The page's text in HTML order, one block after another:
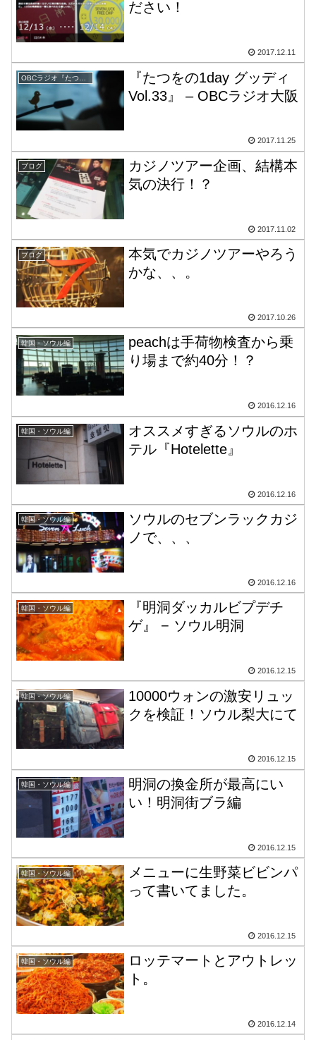
ださい！
2017.12.11
OBCラジオ『たつをの音楽砲』
『たつをの1day グッディ
Vol.33』 – OBCラジオ大阪
2017.11.25
ブログ
カジノツアー企画、結構本
気の決行！？
2017.11.02
ブログ
本気でカジノツアーやろう
かな、、。
2017.10.26
韓国・ソウル編
peachは手荷物検査から乗
り場まで約40分！？
2016.12.16
韓国・ソウル編
オススメすぎるソウルのホ
テル『Hotelette』
2016.12.16
韓国・ソウル編
ソウルのセブンラックカジ
ノで、、、
2016.12.16
韓国・ソウル編
『明洞ダッカルビプデチ
ゲ』 − ソウル明洞
2016.12.15
韓国・ソウル編
10000ウォンの激安リュッ
クを検証！ソウル梨大にて
2016.12.15
韓国・ソウル編
明洞の換金所が最高にい
い！明洞街ブラ編
2016.12.15
韓国・ソウル編
メニューに生野菜ビビンパ
って書いてました。
2016.12.15
韓国・ソウル編
ロッテマートとアウトレッ
ト。
2016.12.14